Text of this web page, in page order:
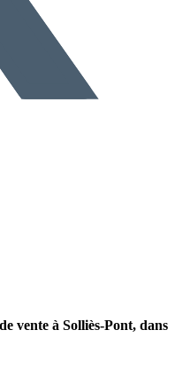
vente à Solliès-Pont, dans